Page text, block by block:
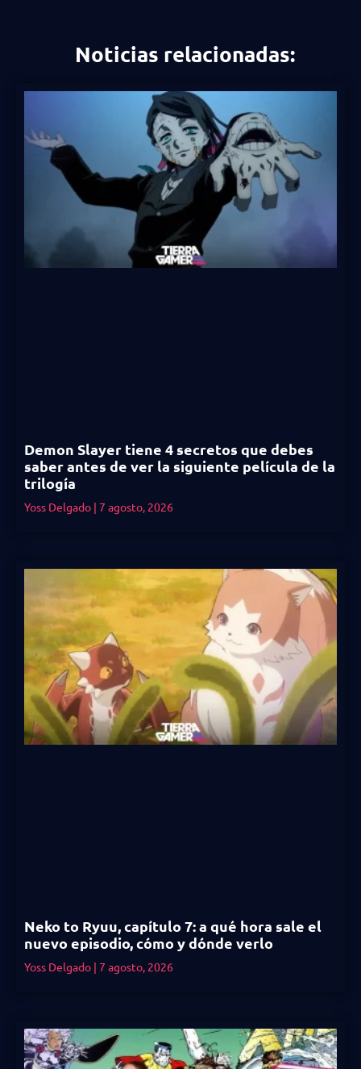
Noticias relacionadas:
Demon Slayer tiene 4 secretos que debes
saber antes de ver la siguiente película de la
trilogía
Yoss Delgado 7 agosto, 2026
Neko to Ryuu, capítulo 7: a qué hora sale el
nuevo episodio, cómo y dónde verlo
Yoss Delgado 7 agosto, 2026